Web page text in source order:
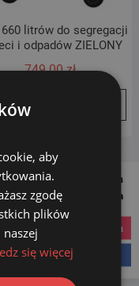
660 litrów do segregacji
i odpadów ZIELONY
749.00zł
Dowiedz się więcej
Follow us on
Social Media
instagram
aby
zgodę
plików
się więcej